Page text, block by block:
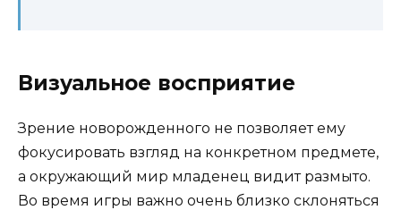
Визуальное восприятие
Зрение новорожденного не позволяет ему
фокусировать взгляд на конкретном предмете,
а окружающий мир младенец видит размыто.
Во время игры важно очень близко склоняться